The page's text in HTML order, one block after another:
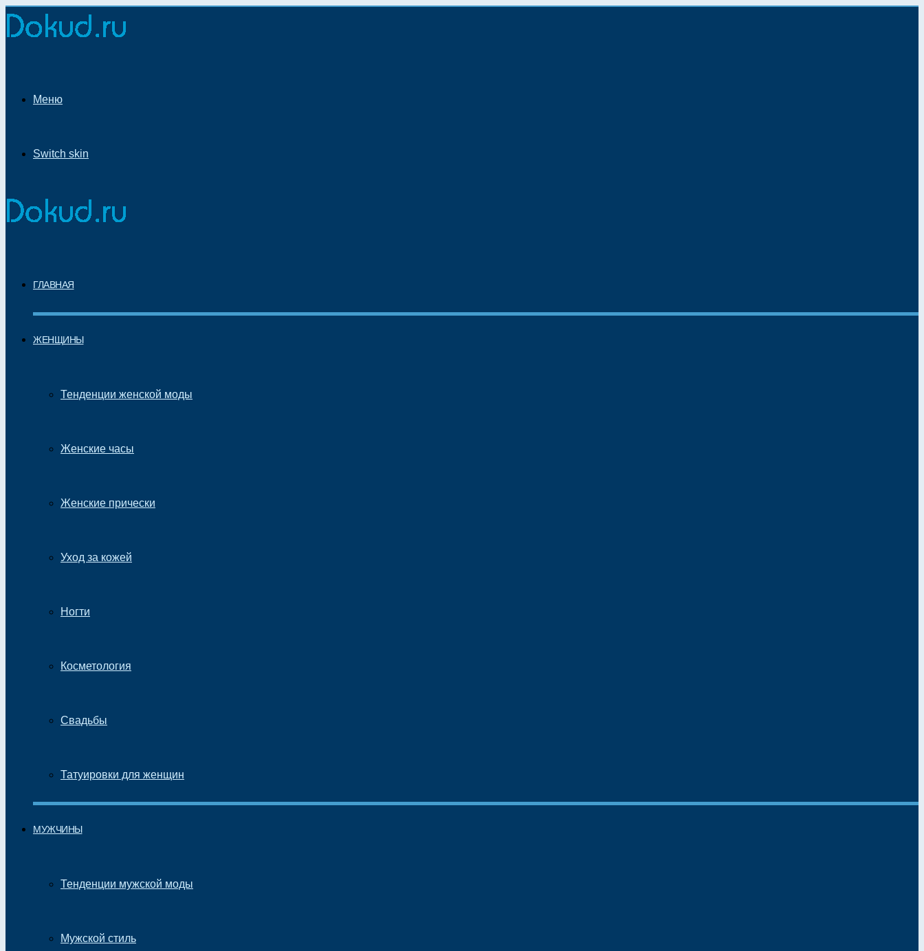
Меню
Switch skin
ГЛАВНАЯ
ЖЕНЩИНЫ
Тенденции женской моды
Женские часы
Женские прически
Уход за кожей
Ногти
Косметология
Свадьбы
Татуировки для женщин
МУЖЧИНЫ
Тенденции мужской моды
Мужской стиль